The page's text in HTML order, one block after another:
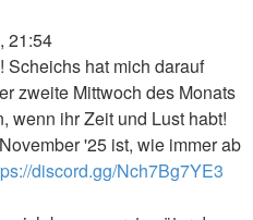
21:54
Scheichs hat mich darauf
zweite Mittwoch des Monats
wenn ihr Zeit und Lust habt!
'25 ist, wie immer ab
discord.gg/Nch7Bg7YE3